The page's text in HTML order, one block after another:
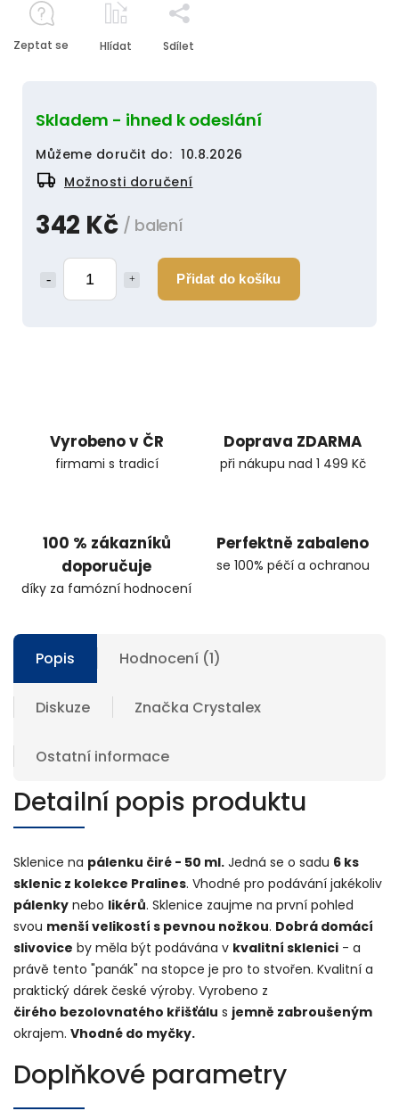
342 Kč / balení
Přidat do košíku
Skladem - ihned k odeslání
Můžeme doručit do: 10.8.2026
Možnosti doručení
Zeptat se Hlídat Sdílet
Vyrobeno v ČR
firmami s tradicí
Doprava ZDARMA
při nákupu nad 1 499 Kč
100 % zákazníků
doporučuje
díky za famózní hodnocení
Perfektně zabaleno
se 100% péčí a ochranou
Popis Hodnocení (1)
Diskuze Značka Crystalex
Ostatní informace
Detailní popis produktu
Sklenice na pálenku čiré - 50 ml. Jedná se o sadu 6 ks
sklenic z kolekce Pralines. Vhodné pro podávání jakékoliv
pálenky nebo likérů. Sklenice zaujme na první pohled
svou menší velikostí s pevnou nožkou. Dobrá domácí
slivovice by měla být podávána v kvalitní sklenici - a
právě tento "panák" na stopce je pro to stvořen. Kvalitní a
praktický dárek české výroby. Vyrobeno z
čirého bezolovnatého křišťálu s jemně zabroušeným
okrajem. Vhodné do myčky.
Doplňkové parametry